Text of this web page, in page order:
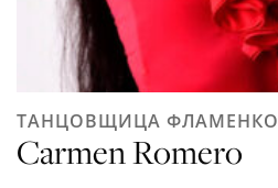
ТАНЦОВЩИЦА ФЛАМЕНКО
Carmen Romero